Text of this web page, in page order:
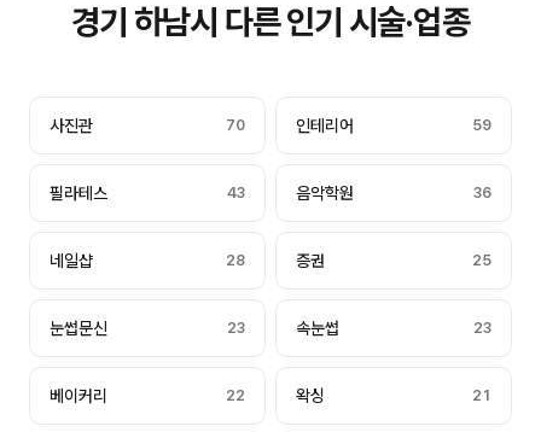
경기 하남시 다른 인기 시술·업종
사진관 70 인테리어 59
필라테스 43 음악학원 36
네일샵 28 증권 25
눈썹문신 23 속눈썹 23
베이커리 22 왁싱 21